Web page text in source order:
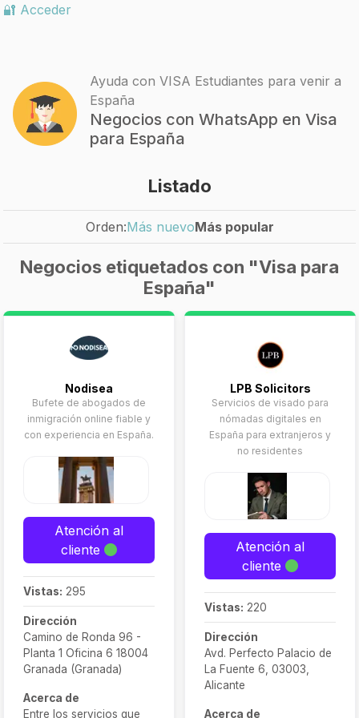
🔐 Acceder
Ayuda con VISA Estudiantes para venir a
España
Negocios con WhatsApp en Visa
para España
Listado
Orden:Más nuevoMás popular
Negocios etiquetados con "Visa para
España"
Nodisea
Bufete de abogados de
inmigración online fiable y
con experiencia en España.
Atención al
cliente
Vistas: 295
Dirección
Camino de Ronda 96 -
Planta 1 Oficina 6 18004
Granada (Granada)
Acerca de
Entre los servicios que
LPB Solicitors
Servicios de visado para
nómadas digitales en
España para extranjeros y
no residentes
Atención al
cliente
Vistas: 220
Dirección
Avd. Perfecto Palacio de
La Fuente 6, 03003,
Alicante
Acerca de